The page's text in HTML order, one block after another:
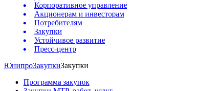
Корпоративное управление
Акционерам и инвесторам
Потребителям
Закупки
Устойчивое развитие
Пресс-центр
ЮнипроЗакупкиЗакупки
Программа закупок